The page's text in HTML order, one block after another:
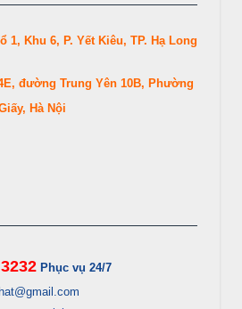
1, Khu 6, P. Yết Kiêu, TP. Hạ Long
đường Trung Yên 10B, Phường
Hà Nội
Phục vụ 24/7